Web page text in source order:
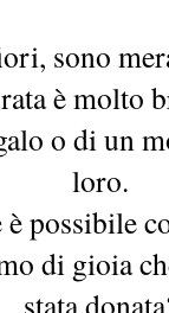
sono
è molto
o di un
loro.
possibile
di gioia